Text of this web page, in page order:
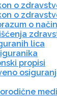
o
o
o
lica
propisi